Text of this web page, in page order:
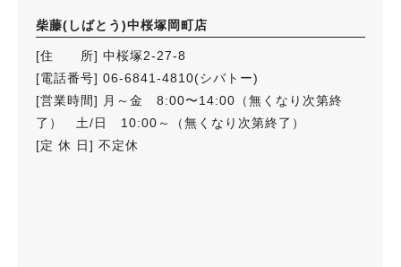
柴藤(しばとう)中桜塚岡町店
[住 所] 中桜塚2-27-8
[電話番号] 06-6841-4810(シバトー)
[営業時間] 月～金 8:00〜14:00（無くなり次第終
了） 土/日 10:00～（無くなり次第終了）
[定 休 日] 不定休